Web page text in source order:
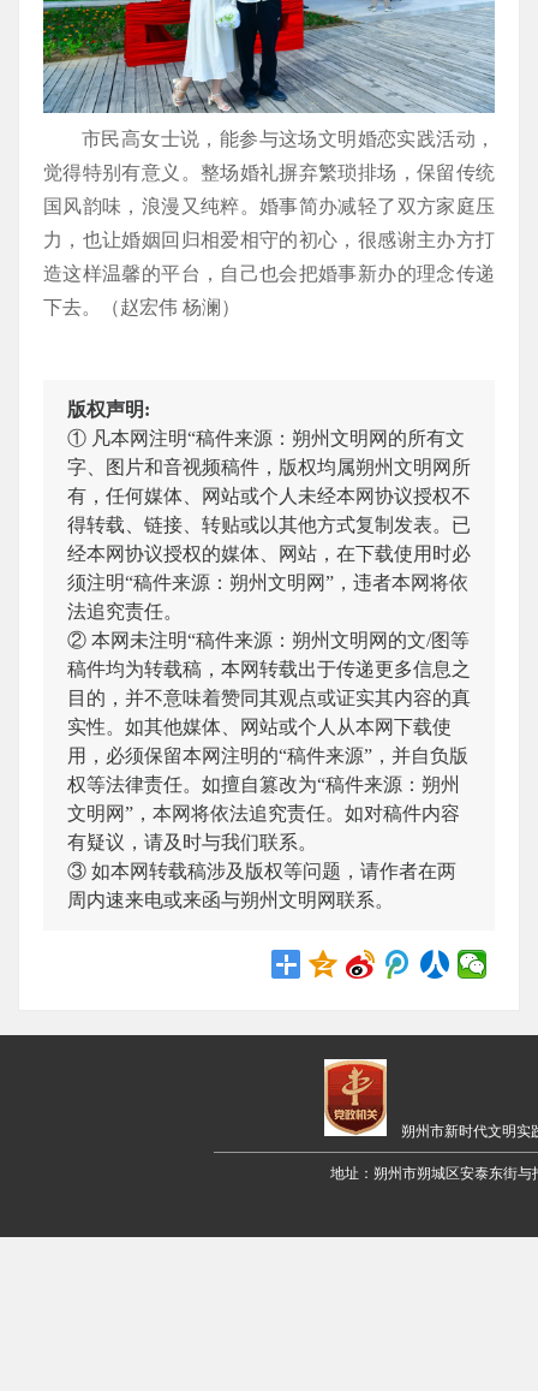
市民高女士说，能参与这场文明婚恋实践活动，
觉得特别有意义。整场婚礼摒弃繁琐排场，保留传统
国风韵味，浪漫又纯粹。婚事简办减轻了双方家庭压
力，也让婚姻回归相爱相守的初心，很感谢主办方打
造这样温馨的平台，自己也会把婚事新办的理念传递
下去。（赵宏伟 杨澜）
版权声明:
① 凡本网注明“稿件来源：朔州文明网的所有文
字、图片和音视频稿件，版权均属朔州文明网所
有，任何媒体、网站或个人未经本网协议授权不
得转载、链接、转贴或以其他方式复制发表。已
经本网协议授权的媒体、网站，在下载使用时必
须注明“稿件来源：朔州文明网”，违者本网将依
法追究责任。
② 本网未注明“稿件来源：朔州文明网的文/图等
稿件均为转载稿，本网转载出于传递更多信息之
目的，并不意味着赞同其观点或证实其内容的真
实性。如其他媒体、网站或个人从本网下载使
用，必须保留本网注明的“稿件来源”，并自负版
权等法律责任。如擅自篡改为“稿件来源：朔州
文明网”，本网将依法追究责任。如对稿件内容
有疑议，请及时与我们联系。
③ 如本网转载稿涉及版权等问题，请作者在两
周内速来电或来函与朔州文明网联系。
朔州市新时代文明
地址：朔州市朔城区安泰东街与